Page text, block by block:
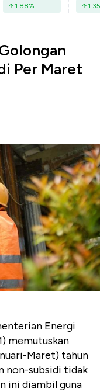
1.88% 1.35
Per Maret
Energi
memutuskan
Maret) tahun
non-subsidi tidak
ini diambil guna